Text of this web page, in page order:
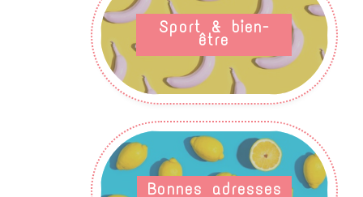
Sport & bien-
être
Bonnes adresses